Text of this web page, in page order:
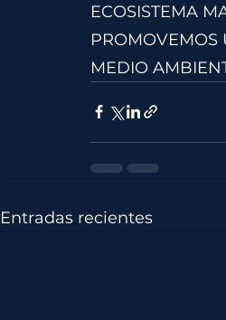
ECOSISTEMA
PROMOVEMOS
MEDIO
Entradas recientes